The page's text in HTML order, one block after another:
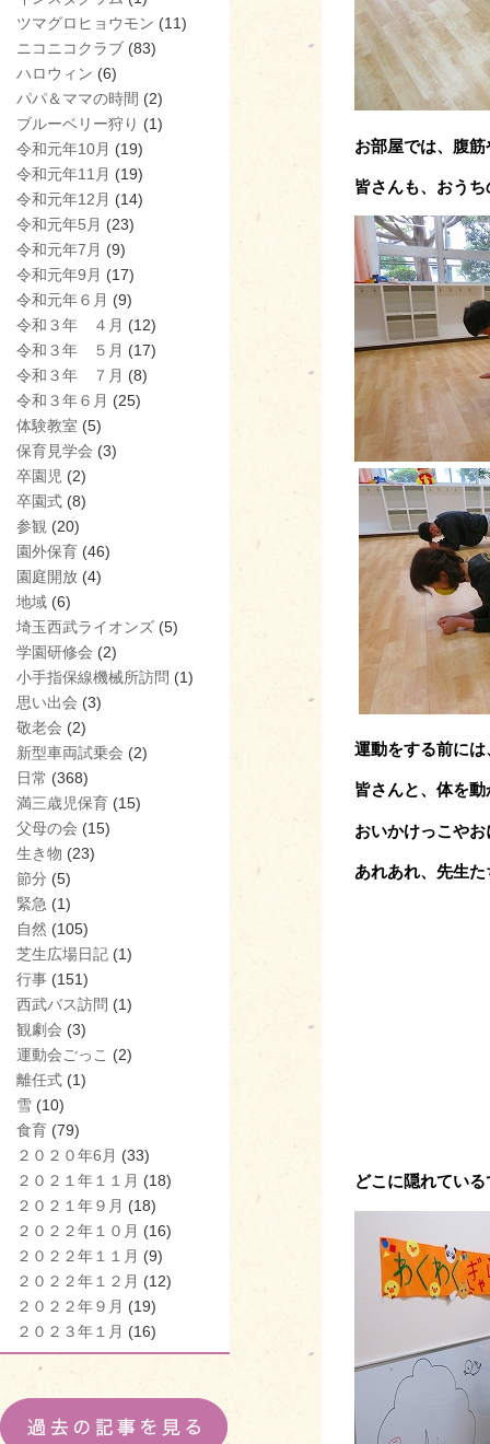
ツマグロヒョウモン (11)
ニコニコクラブ (83)
ハロウィン (6)
パパ＆ママの時間 (2)
ブルーベリー狩り (1)
令和元年10月 (19)
令和元年11月 (19)
令和元年12月 (14)
令和元年5月 (23)
令和元年7月 (9)
令和元年9月 (17)
令和元年６月 (9)
令和３年 ４月 (12)
令和３年 ５月 (17)
令和３年 ７月 (8)
令和３年６月 (25)
体験教室 (5)
保育見学会 (3)
卒園児 (2)
卒園式 (8)
参観 (20)
園外保育 (46)
園庭開放 (4)
地域 (6)
埼玉西武ライオンズ (5)
学園研修会 (2)
小手指保線機械所訪問 (1)
思い出会 (3)
敬老会 (2)
新型車両試乗会 (2)
日常 (368)
満三歳児保育 (15)
父母の会 (15)
生き物 (23)
節分 (5)
緊急 (1)
自然 (105)
芝生広場日記 (1)
行事 (151)
西武バス訪問 (1)
観劇会 (3)
運動会ごっこ (2)
離任式 (1)
雪 (10)
食育 (79)
２０２０年6月 (33)
２０２１年１１月 (18)
２０２１年９月 (18)
２０２２年１０月 (16)
２０２２年１１月 (9)
２０２２年１２月 (12)
２０２２年９月 (19)
２０２３年１月 (16)
お部屋では、腹
皆さんも、おう
運動をする前に
皆さんと、体を
おいかけっこや
あれあれ、先生
どこに隠れてい